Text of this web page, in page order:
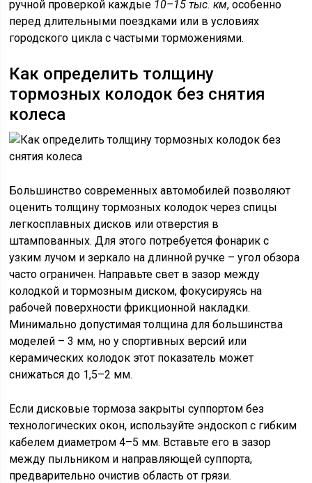
ручной проверкой каждые 10–15 тыс. км, особенно
перед длительными поездками или в условиях
городского цикла с частыми торможениями.
Как определить толщину
тормозных колодок без снятия
колеса
Большинство современных автомобилей позволяют
оценить толщину тормозных колодок через спицы
легкосплавных дисков или отверстия в
штампованных. Для этого потребуется фонарик с
узким лучом и зеркало на длинной ручке – угол обзора
часто ограничен. Направьте свет в зазор между
колодкой и тормозным диском, фокусируясь на
рабочей поверхности фрикционной накладки.
Минимально допустимая толщина для большинства
моделей – 3 мм, но у спортивных версий или
керамических колодок этот показатель может
снижаться до 1,5–2 мм.
Если дисковые тормоза закрыты суппортом без
технологических окон, используйте эндоскоп с гибким
кабелем диаметром 4–5 мм. Вставьте его в зазор
между пыльником и направляющей суппорта,
предварительно очистив область от грязи.